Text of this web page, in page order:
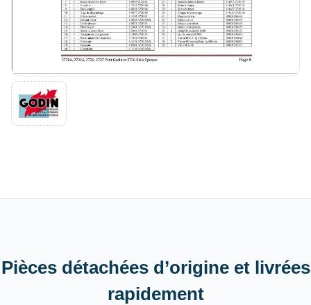
Pièces détachées d’origine et livrées
rapidement